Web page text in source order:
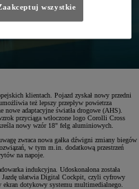
klientach. Pojazd zyskał nowy przedni
też lepszy przepływ powietrza
adaptacyjne światła drogowe (AHS).
przyciąga wtłoczone logo Corolli Cross
nowy wzór 18" felg aluminiowych.
zwraca nowa gałka dźwigni zmiany biegów
w tym m.in. dodatkową przestrzeń
na napoje.
indukcyjna. Udoskonalona została
Jazdę ułatwia Digital Cockpit, czyli cyfrowy
dotykowy systemu multimedialnego.
wszystkie